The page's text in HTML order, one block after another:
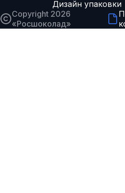
Дизайн упаковки
Copyright 2026
«Росшоколад»